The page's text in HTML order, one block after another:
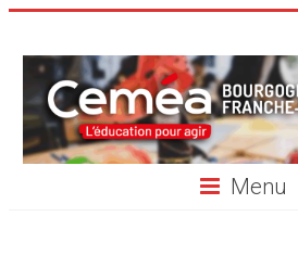
content
Ceméa
de
Bourgogne
Menu